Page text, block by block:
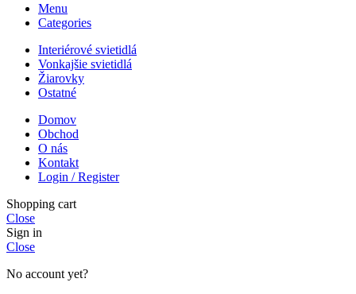
Menu
Categories
Interiérové svietidlá
Vonkajšie svietidlá
Žiarovky
Ostatné
Domov
Obchod
O nás
Kontakt
Login / Register
Shopping cart
Close
Sign in
Close
No account yet?